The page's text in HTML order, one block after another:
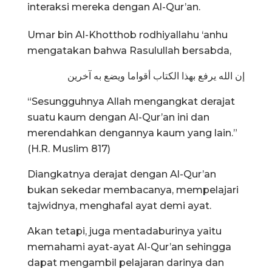
interaksi mereka dengan Al-Qur’an.
Umar bin Al-Khotthob rodhiyallahu ‘anhu
mengatakan bahwa Rasulullah bersabda,
إن الله يرفع بهذا الكتاب أقواما ويضع به آخرين
“Sesungguhnya Allah mengangkat derajat
suatu kaum dengan Al-Qur’an ini dan
merendahkan dengannya kaum yang lain.”
(H.R. Muslim 817)
Diangkatnya derajat dengan Al-Qur’an
bukan sekedar membacanya, mempelajari
tajwidnya, menghafal ayat demi ayat.
Akan tetapi, juga mentadaburinya yaitu
memahami ayat-ayat Al-Qur’an sehingga
dapat mengambil pelajaran darinya dan